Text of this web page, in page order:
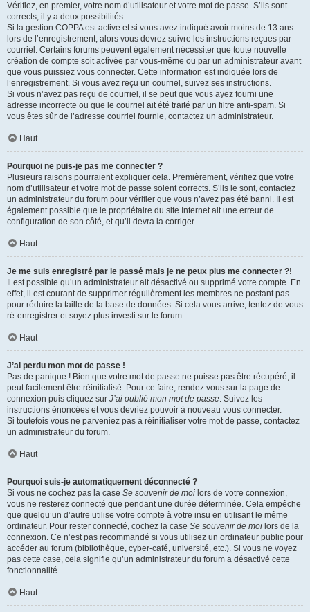
Vérifiez, en premier, votre nom d’utilisateur et votre mot de passe. S’ils sont
corrects, il y a deux possibilités :
Si la gestion COPPA est active et si vous avez indiqué avoir moins de 13 ans
lors de l’enregistrement, alors vous devrez suivre les instructions reçues par
courriel. Certains forums peuvent également nécessiter que toute nouvelle
création de compte soit activée par vous-même ou par un administrateur avant
que vous puissiez vous connecter. Cette information est indiquée lors de
l’enregistrement. Si vous avez reçu un courriel, suivez ses instructions.
Si vous n’avez pas reçu de courriel, il se peut que vous ayez fourni une
adresse incorrecte ou que le courriel ait été traité par un filtre anti-spam. Si
vous êtes sûr de l’adresse courriel fournie, contactez un administrateur.
Haut
Pourquoi ne puis-je pas me connecter ?
Plusieurs raisons pourraient expliquer cela. Premièrement, vérifiez que votre
nom d’utilisateur et votre mot de passe soient corrects. S’ils le sont, contactez
un administrateur du forum pour vérifier que vous n’avez pas été banni. Il est
également possible que le propriétaire du site Internet ait une erreur de
configuration de son côté, et qu’il devra la corriger.
Haut
Je me suis enregistré par le passé mais je ne peux plus me connecter ?!
Il est possible qu’un administrateur ait désactivé ou supprimé votre compte. En
effet, il est courant de supprimer régulièrement les membres ne postant pas
pour réduire la taille de la base de données. Si cela vous arrive, tentez de vous
ré-enregistrer et soyez plus investi sur le forum.
Haut
J’ai perdu mon mot de passe !
Pas de panique ! Bien que votre mot de passe ne puisse pas être récupéré, il
peut facilement être réinitialisé. Pour ce faire, rendez vous sur la page de
connexion puis cliquez sur J’ai oublié mon mot de passe. Suivez les
instructions énoncées et vous devriez pouvoir à nouveau vous connecter.
Si toutefois vous ne parveniez pas à réinitialiser votre mot de passe, contactez
un administrateur du forum.
Haut
Pourquoi suis-je automatiquement déconnecté ?
Si vous ne cochez pas la case Se souvenir de moi lors de votre connexion,
vous ne resterez connecté que pendant une durée déterminée. Cela empêche
que quelqu’un d’autre utilise votre compte à votre insu en utilisant le même
ordinateur. Pour rester connecté, cochez la case Se souvenir de moi lors de la
connexion. Ce n’est pas recommandé si vous utilisez un ordinateur public pour
accéder au forum (bibliothèque, cyber-café, université, etc.). Si vous ne voyez
pas cette case, cela signifie qu’un administrateur du forum a désactivé cette
fonctionnalité.
Haut